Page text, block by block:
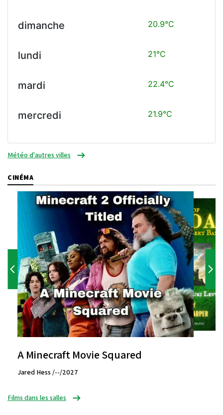
dimanche 20.9°C
lundi 21°C
mardi 22.4°C
mercredi 21.9°C
Météo d'autres villes
CINÉMA
A Minecraft Movie Squared
Jared Hess /--/2027
Films dans les salles